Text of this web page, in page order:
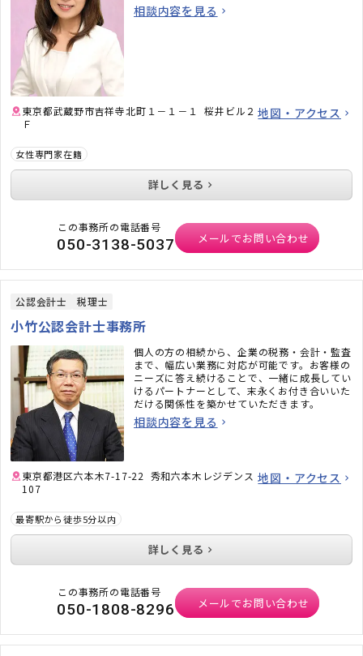
相談内容を見る
東京都武蔵野市吉祥寺北町１－１－１ 桜井ビル２
Ｆ
地図・アクセス
女性専門家在籍
詳しく見る
この事務所の電話番号
050-3138-5037 メールでお問い合わせ
公認会計士 税理士
小竹公認会計士事務所
個人の方の相続から、企業の税務・会計・監査
まで、幅広い業務に対応が可能です。お客様の
ニーズに答え続けることで、一緒に成長してい
けるパートナーとして、末永くお付き合いいた
だける関係性を築かせていただきます。
相談内容を見る
東京都港区六本木7-17-22 秀和六本木レジデンス
107
地図・アクセス
最寄駅から徒歩5分以内
詳しく見る
この事務所の電話番号
050-1808-8296 メールでお問い合わせ